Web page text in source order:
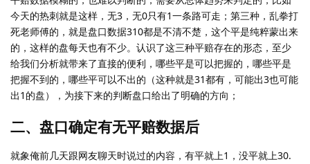
今天的热刺就是这样，无3，无0只有1一条路可走；第三种，乱拳打
死老师傅的，就是盘口数据310都是不清不楚，这个平是纯粹蒙出来
的，这样的盘每天也有不少。认识了这三种平赔存在的形态，至少
给我们分析就带来了直接的便利，哪些平是可以把握的，哪些平是
把握不到的，哪些平可以不出的（这种就是31都有，可能出3也可能
出1的盘），为接下来的判断盘口给出了明确的方向；
二、盘口确定有无平赔数据后
就象俺前几天跟网友聊天时说过的内容，有平就上1，没平就上30.